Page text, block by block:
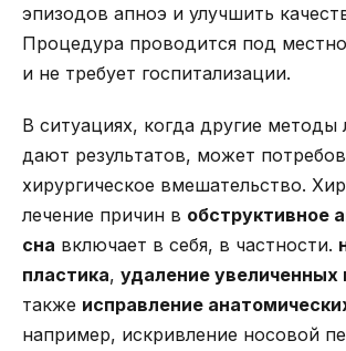
эпизодов апноэ и улучшить
Процедура проводится под
и не требует госпитализации.
В ситуациях, когда другие методы
дают результатов, может
хирургическое вмешательство.
лечение причин в обструктивное
сна включает в себя, в частности.
пластика, удаление увеличенных
также исправление
например, искривление носовой